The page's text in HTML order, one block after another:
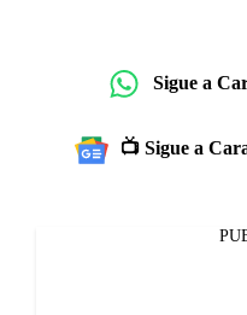
Sigue a
📺 Sigue a